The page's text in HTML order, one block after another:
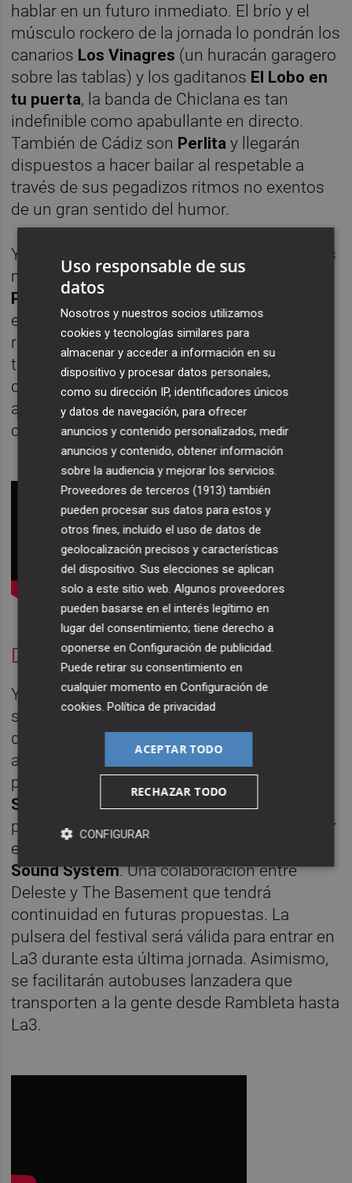
hablar en un futuro inmediato. El brío y el
músculo rockero de la jornada lo pondrán los
canarios Los Vinagres (un huracán garagero
sobre las tablas) y los gaditanos El Lobo en
tu puerta, la banda de Chiclana es tan
indefinible como apabullante en directo.
También de Cádiz son Perlita y llegarán
dispuestos a hacer bailar al respetable a
través de sus pegadizos ritmos no exentos
de un gran sentido del humor.
Y con marca Valencia, una de los momentos
más esperados del festival: el retorno de
Polar
; el cuarteto desplegará toda su magia
en un concierto único y exclusivo en el que
repasarán canciones de toda su amplia
trayectoria. La noche en Espai Rambleta la
cerrará la electrónica de Olde Gods, música
avanzada de calidad para epatar la noche
con lo que vendrá después.
Dan Shake en La3
Y si todavía queda ganas de Deleste, el
sábado 5 de noviembre, la fiesta se
desplazará el club La3. En la línea de lo
apuntado, el Deleste 2016 volverá a apostar
por la electrónica. El londinense
Shake
(inédito en España) será el
protagonista de una madrugada liderada por
el colectivo valenciano
Sound System. Una colaboración entre
Deleste y The Basement que tendrá
continuidad en futuras propuestas. La
pulsera del festival será válida para entrar en
La3 durante esta última jornada. Asimismo,
se facilitarán autobuses lanzadera que
transporten a la gente desde Rambleta hasta
La3.
Uso responsable de sus
datos
Nosotros y nuestros socios utilizamos
cookies y tecnologías similares para
almacenar y acceder a información en su
dispositivo y procesar datos personales,
como su dirección IP, identificadores únicos
y datos de navegación, para ofrecer
anuncios y contenido personalizados, medir
anuncios y contenido, obtener información
sobre la audiencia y mejorar los servicios.
Proveedores de terceros (1913) también
pueden procesar sus datos para estos y
otros fines, incluido el uso de datos de
geolocalización precisos y características
del dispositivo. Sus elecciones se aplican
solo a este sitio web. Algunos proveedores
pueden basarse en el interés legítimo en
lugar del consentimiento; tiene derecho a
oponerse enConfiguración de publicidad
Puede retirar su consentimiento en
cualquier momento enConfiguración de
cookies .Política de privacidad
ACEPTAR TODO
RECHAZAR TODO
CONFIGURAR